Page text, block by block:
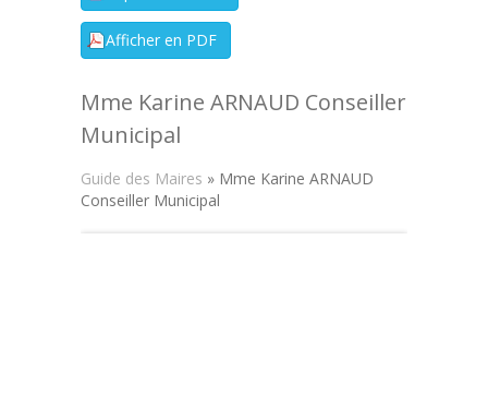
Mme Karine ARNAUD Conseiller
Municipal
Guide des Maires » Mme Karine ARNAUD
Conseiller Municipal